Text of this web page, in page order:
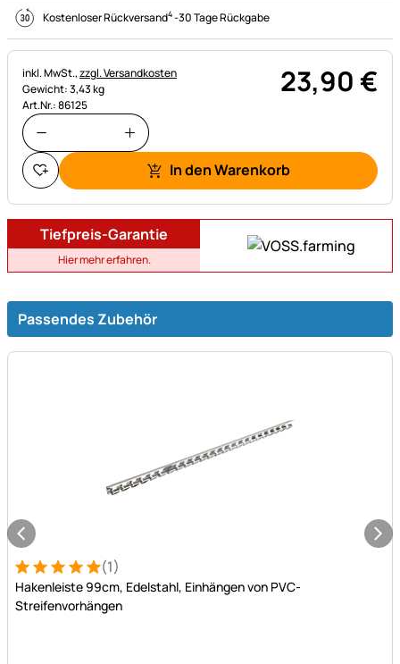
Kostenloser Rückversand4-30 Tage Rückgabe
Steuerhinweis:
inkl. MwSt.,zzgl. Versandkosten
Gewicht: 3,43 kg
Art.Nr.: 86125
23,90€
In den Warenkorb
Tiefpreis-Garantie
Hier mehr erfahren.
Passendes Zubehör
Bewertung: 5 von 5 (1 Bewertungen)
1 Bewertung (1)
Hakenleiste 99cm, Edelstahl, Einhängen von PVC-
Streifenvorhängen